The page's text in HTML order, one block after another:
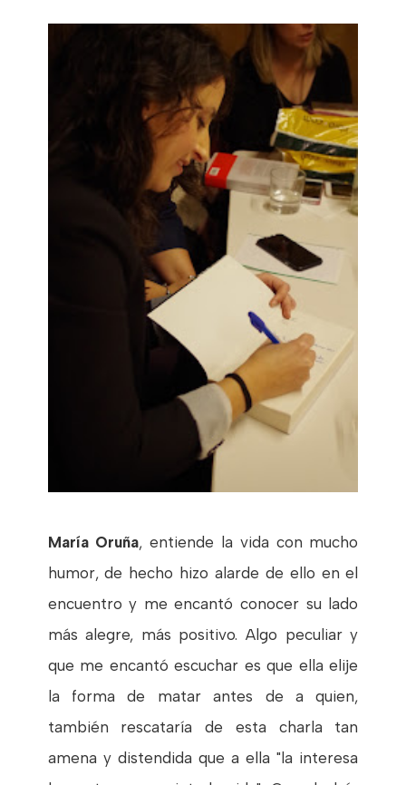
María Oruña, entiende la vida con mucho
humor, de hecho hizo alarde de ello en el
encuentro y me encantó conocer su lado
más alegre, más positivo. Algo peculiar y
que me encantó escuchar es que ella elije
la forma de matar antes de a quien,
también rescataría de esta charla tan
amena y distendida que a ella "la interesa